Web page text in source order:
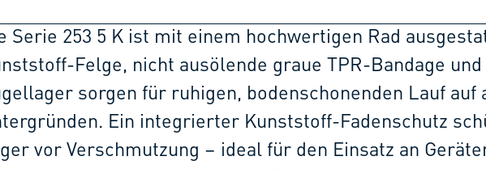
Serie 253 5 K ist mit einem hochwertigen Rad
Felge, nicht ausölende graue TPR-Bandage
sorgen für ruhigen, bodenschonenden Lauf auf
Ein integrierter Kunststoff-Fadenschutz
vor Verschmutzung – ideal für den Einsatz an